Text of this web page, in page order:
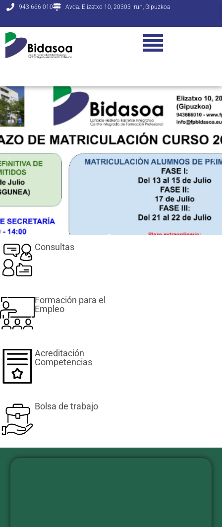
943 666 010 Avda. Elizatxo 10, 20303 Irun, Gipuzkoa
Consultas
Formación para el
Empleo
Acreditación
Competencias
Bolsa de trabajo